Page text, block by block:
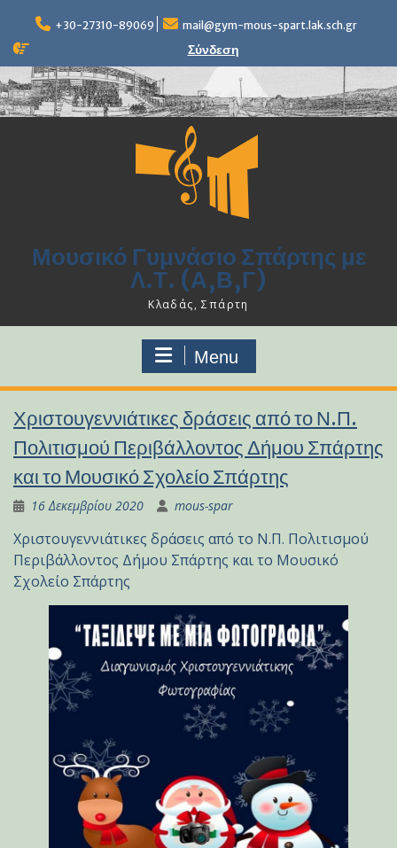
content
+30-27310-89069 mail@gym-mous-spart.lak.sch.gr
Σύνδεση
Μουσικό Γυμνάσιο Σπάρτης με
Λ.Τ. (Α,Β,Γ)
Κλαδάς, Σπάρτη
Menu
Χριστουγεννιάτικες δράσεις από το Ν.Π.
Πολιτισμού Περιβάλλοντος Δήμου Σπάρτης
και το Μουσικό Σχολείο Σπάρτης
16 Δεκεμβρίου 2020 mous-spar
Χριστουγεννιάτικες δράσεις από το Ν.Π. Πολιτισμού
Περιβάλλοντος Δήμου Σπάρτης και το Μουσικό
Σχολείο Σπάρτης